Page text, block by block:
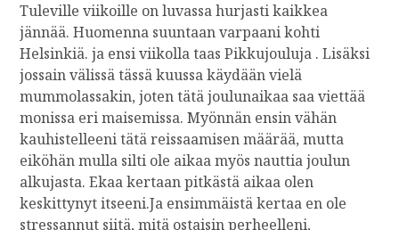
Tuleville viikoille on luvassa hurjasti kaikkea
jännää. Huomenna suuntaan varpaani kohti
Helsinkiä. ja ensi viikolla taas Pikkujouluja . Lisäksi
jossain välissä tässä kuussa käydään vielä
mummolassakin, joten tätä joulunaikaa saa viettää
monissa eri maisemissa. Myönnän ensin vähän
kauhistelleeni tätä reissaamisen määrää, mutta
eiköhän mulla silti ole aikaa myös nauttia joulun
alkujasta. Ekaa kertaan pitkästä aikaa olen
keskittynyt itseeni.Ja ensimmäistä kertaa en ole
stressannut siitä, mitä ostaisin perheelleni,